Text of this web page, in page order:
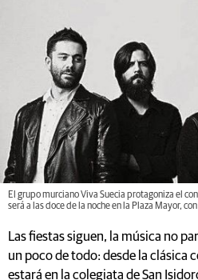
El grupo murciano Viva Suecia protagoniza el
será a las doce de la noche en la Plaza Mayor,
Las fiestas siguen, la música no
un poco de todo: desde la clásica
estará en la colegiata de San